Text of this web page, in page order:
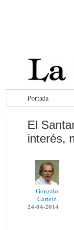
Portada
El
interés,
Gonzalo
Garteiz
24-04-2014